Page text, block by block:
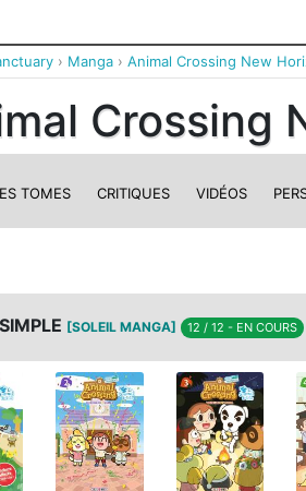
› Manga › Animal Crossing New
Crossing
TOMES CRITIQUES VIDÉOS
SIMPLE [SOLEIL MANGA] 12 / 12 - EN COURS